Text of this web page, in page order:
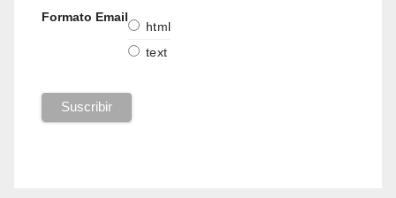
Formato Email
html
text